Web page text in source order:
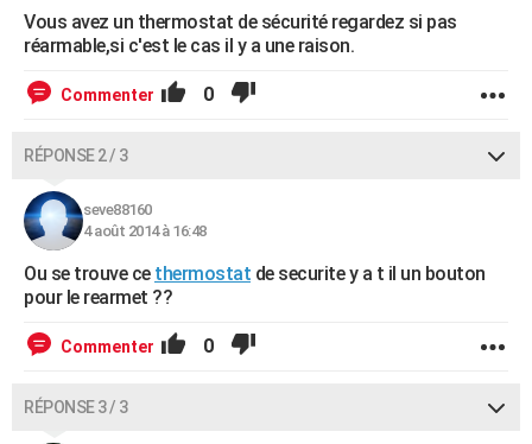
Vous avez un thermostat de sécurité regardez si pas
réarmable,si c'est le cas il y a une raison.
Commenter 0
RÉPONSE 2 / 3
seve88160
4 août 2014 à 16:48
Ou se trouve ce thermostat de securite y a t il un bouton
pour le rearmet ??
Commenter 0
RÉPONSE 3 / 3